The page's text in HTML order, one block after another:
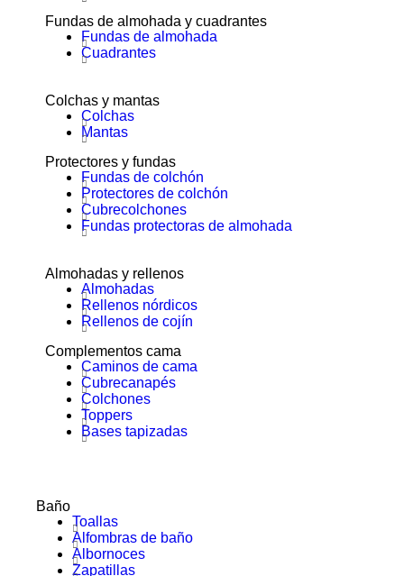
Fundas de almohada y cuadrantes
Fundas de almohada
Cuadrantes
Colchas y mantas
Colchas
Mantas
Protectores y fundas
Fundas de colchón
Protectores de colchón
Cubrecolchones
Fundas protectoras de almohada
Almohadas y rellenos
Almohadas
Rellenos nórdicos
Rellenos de cojín
Complementos cama
Caminos de cama
Cubrecanapés
Colchones
Toppers
Bases tapizadas
Baño
Toallas
Alfombras de baño
Albornoces
Zapatillas